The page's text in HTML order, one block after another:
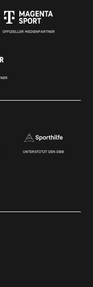
OFFIZIELLER MEDIENPARTNER
UNTERSTÜTZT DEN DBB